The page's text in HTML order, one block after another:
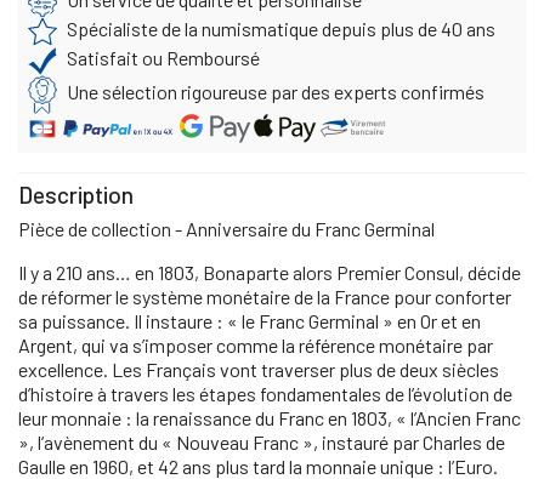
Spécialiste de la numismatique depuis plus de 40 ans
Satisfait ou Remboursé
Une sélection rigoureuse par des experts confirmés
Description
Pièce de collection - Anniversaire du Franc Germinal
Il y a 210 ans… en 1803, Bonaparte alors Premier Consul, décide
de réformer le système monétaire de la France pour conforter
sa puissance. Il instaure : « le Franc Germinal » en Or et en
Argent, qui va s’imposer comme la référence monétaire par
excellence. Les Français vont traverser plus de deux siècles
d’histoire à travers les étapes fondamentales de l’évolution de
leur monnaie : la renaissance du Franc en 1803, « l’Ancien Franc
», l’avènement du « Nouveau Franc », instauré par Charles de
Gaulle en 1960, et 42 ans plus tard la monnaie unique : l’Euro.